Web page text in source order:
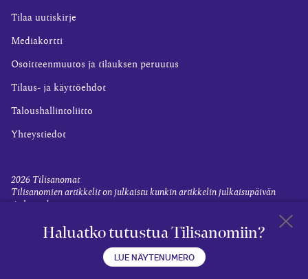
Tilaa uutiskirje
Mediakortti
Osoitteenmuutos ja tilauksen peruutus
Tilaus- ja käyttöehdot
Taloushallintoliitto
Yhteystiedot
2026 Tilisanomat
Tilisanomien artikkelit on julkaistu kunkin artikkelin julkaisupäivän
tiedon valossa.
EvästevalinnatHaluatko tutustua Tilisanomiin?
LUE NÄYTENUMERO